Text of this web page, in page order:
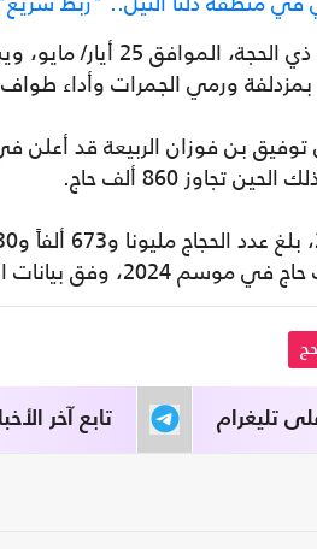
ورمي الجمرات وأداء
860 ألف حاج.
تابع آخر تليغرام